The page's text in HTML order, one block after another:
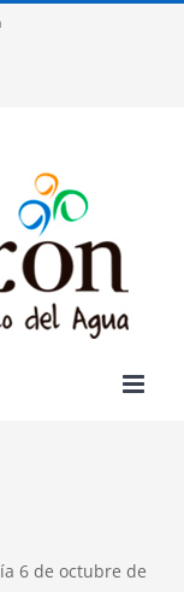
6 de octubre de